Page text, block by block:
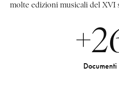
molte edizioni musicali del XVI
+